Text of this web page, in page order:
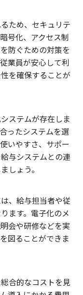
ため、セキュリテ
号化、アクセス制
防ぐための対策を
業員が安心して利
を確保することが
ステムが存在しま
ったシステムを選
いやすさ、サポー
与システムとの連
しょう。
、給与担当者や従
ます。電子化のメ
会や研修などを実
図ることができま
合的なコストを見